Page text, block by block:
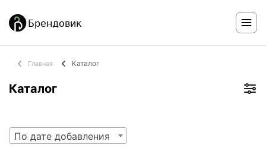
Главная Каталог
Каталог
По дате добавления